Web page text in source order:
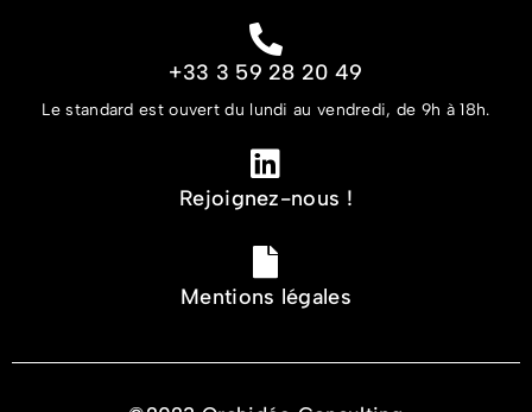
+33 3 59 28 20 49
Le standard est ouvert du lundi au vendredi, de 9h à 18h.
Rejoignez-nous !
Mentions légales